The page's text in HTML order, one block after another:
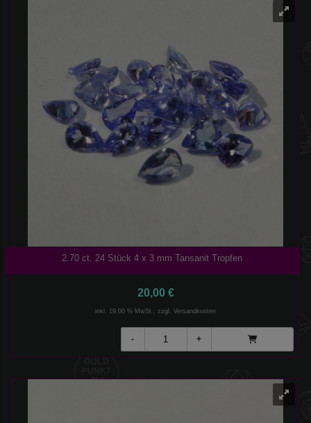
2.70 ct. 24 Stück 4 x 3 mm Tansanit Tropfen
20,00 €
inkl. 19,00 % MwSt., zzgl. Versandkosten